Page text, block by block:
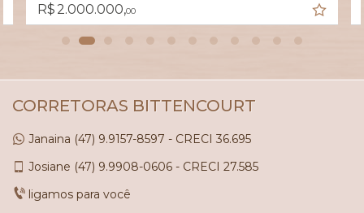
R$ 2.000.000,00
CORRETORAS BITTENCOURT
Janaina (47) 9.9157-8597 - CRECI 36.695
Josiane (47) 9.9908-0606 - CRECI 27.585
ligamos para você